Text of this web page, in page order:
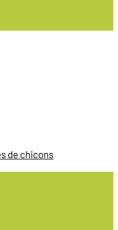
de chicons